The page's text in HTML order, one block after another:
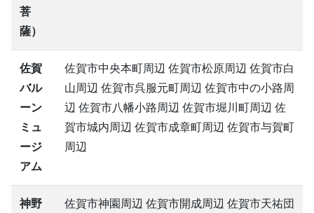
菩
薩）
佐賀
バル
ーン
ミュ
ージ
アム
佐賀市中央本町周辺 佐賀市松原周辺 佐賀市白
山周辺 佐賀市呉服元町周辺 佐賀市中の小路周
辺 佐賀市八幡小路周辺 佐賀市堀川町周辺 佐
賀市城内周辺 佐賀市成章町周辺 佐賀市与賀町
周辺
神野 佐賀市神園周辺 佐賀市開成周辺 佐賀市天祐団